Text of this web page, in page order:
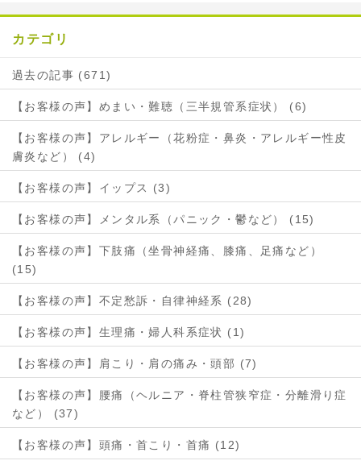
カテゴリ
過去の記事 (671)
【お客様の声】めまい・難聴（三半規管系症状） (6)
【お客様の声】アレルギー（花粉症・鼻炎・アレルギー性皮
膚炎など） (4)
【お客様の声】イップス (3)
【お客様の声】メンタル系（パニック・鬱など） (15)
【お客様の声】下肢痛（坐骨神経痛、膝痛、足痛など）
(15)
【お客様の声】不定愁訴・自律神経系 (28)
【お客様の声】生理痛・婦人科系症状 (1)
【お客様の声】肩こり・肩の痛み・頭部 (7)
【お客様の声】腰痛（ヘルニア・脊柱管狭窄症・分離滑り症
など） (37)
【お客様の声】頭痛・首こり・首痛 (12)